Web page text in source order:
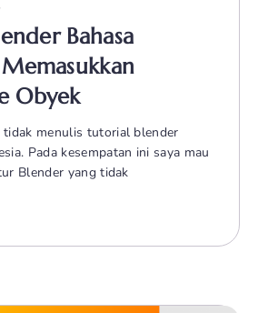
Bahasa
Obyek
tidak menulis tutorial blender
Pada kesempatan ini saya mau
Blender yang tidak